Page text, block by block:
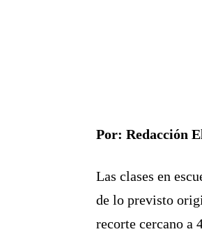
Por: Redacción
Las clases en
de lo previsto
recorte cercano a